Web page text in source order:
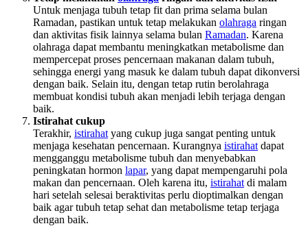
Untuk menjaga tubuh tetap fit dan prima selama bulan
Ramadan, pastikan untuk tetap melakukan olahraga ringan
dan aktivitas fisik lainnya selama bulan Ramadan. Karena
olahraga dapat membantu meningkatkan metabolisme dan
mempercepat proses pencernaan makanan dalam tubuh,
sehingga energi yang masuk ke dalam tubuh dapat dikonversi
dengan baik. Selain itu, dengan tetap rutin berolahraga
membuat kondisi tubuh akan menjadi lebih terjaga dengan
baik.
Istirahat cukup
Terakhir, istirahat yang cukup juga sangat penting untuk
menjaga kesehatan pencernaan. Kurangnya istirahat dapat
mengganggu metabolisme tubuh dan menyebabkan
peningkatan hormon lapar, yang dapat mempengaruhi pola
makan dan pencernaan. Oleh karena itu, istirahat di malam
hari setelah selesai beraktivitas perlu dioptimalkan dengan
baik agar tubuh tetap sehat dan metabolisme tetap terjaga
dengan baik.